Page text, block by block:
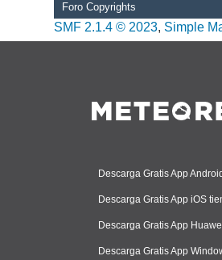
Foro Copyrights
SMF 2.1.4 © 2023, Simple
Descarga Gratis App
Descarga Gratis App iOS
Descarga Gratis App
Descarga Gratis App